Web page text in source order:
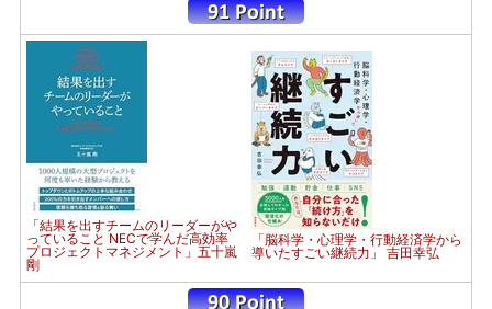
「結果を出すチームのリーダーがや
っていること NECで学んだ高効率
プロジェクトマネジメント」五十嵐
剛
「脳科学・心理学・行動経済学から
導いたすごい継続力」 吉田幸弘